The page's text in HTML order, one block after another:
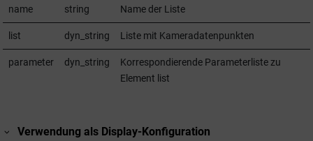
name string Name der Liste
list dyn_string Liste mit Kameradatenpunkten
parameter dyn_string
Korrespondierende Parameterliste zu
Element list
Verwendung als Display-Konfiguration